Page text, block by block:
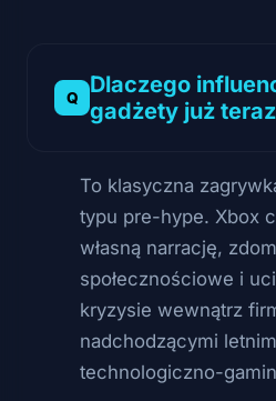
Dlaczego
gadżety już
To klasyczna
typu pre-hype. Xbox
własną narrację,
społecznościowe i
kryzysie wewnątrz
nadchodzącymi
technologiczno-